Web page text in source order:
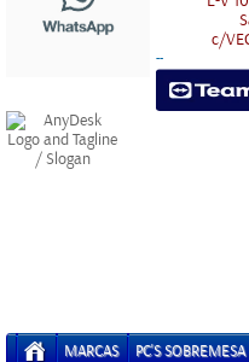
c/
--
MARCAS PC'S SOBREMESA